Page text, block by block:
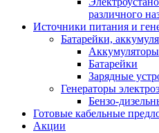
различного
Источники питания и
Батарейки,
Аккумуляторы
Батарейки
Зарядные
Генераторы
Бензо-
Готовые кабельные
Акции